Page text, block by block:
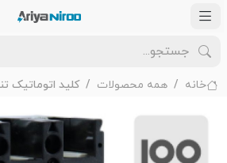
خانه همه محصولات کلید اتوماتیک تنظیمی 100